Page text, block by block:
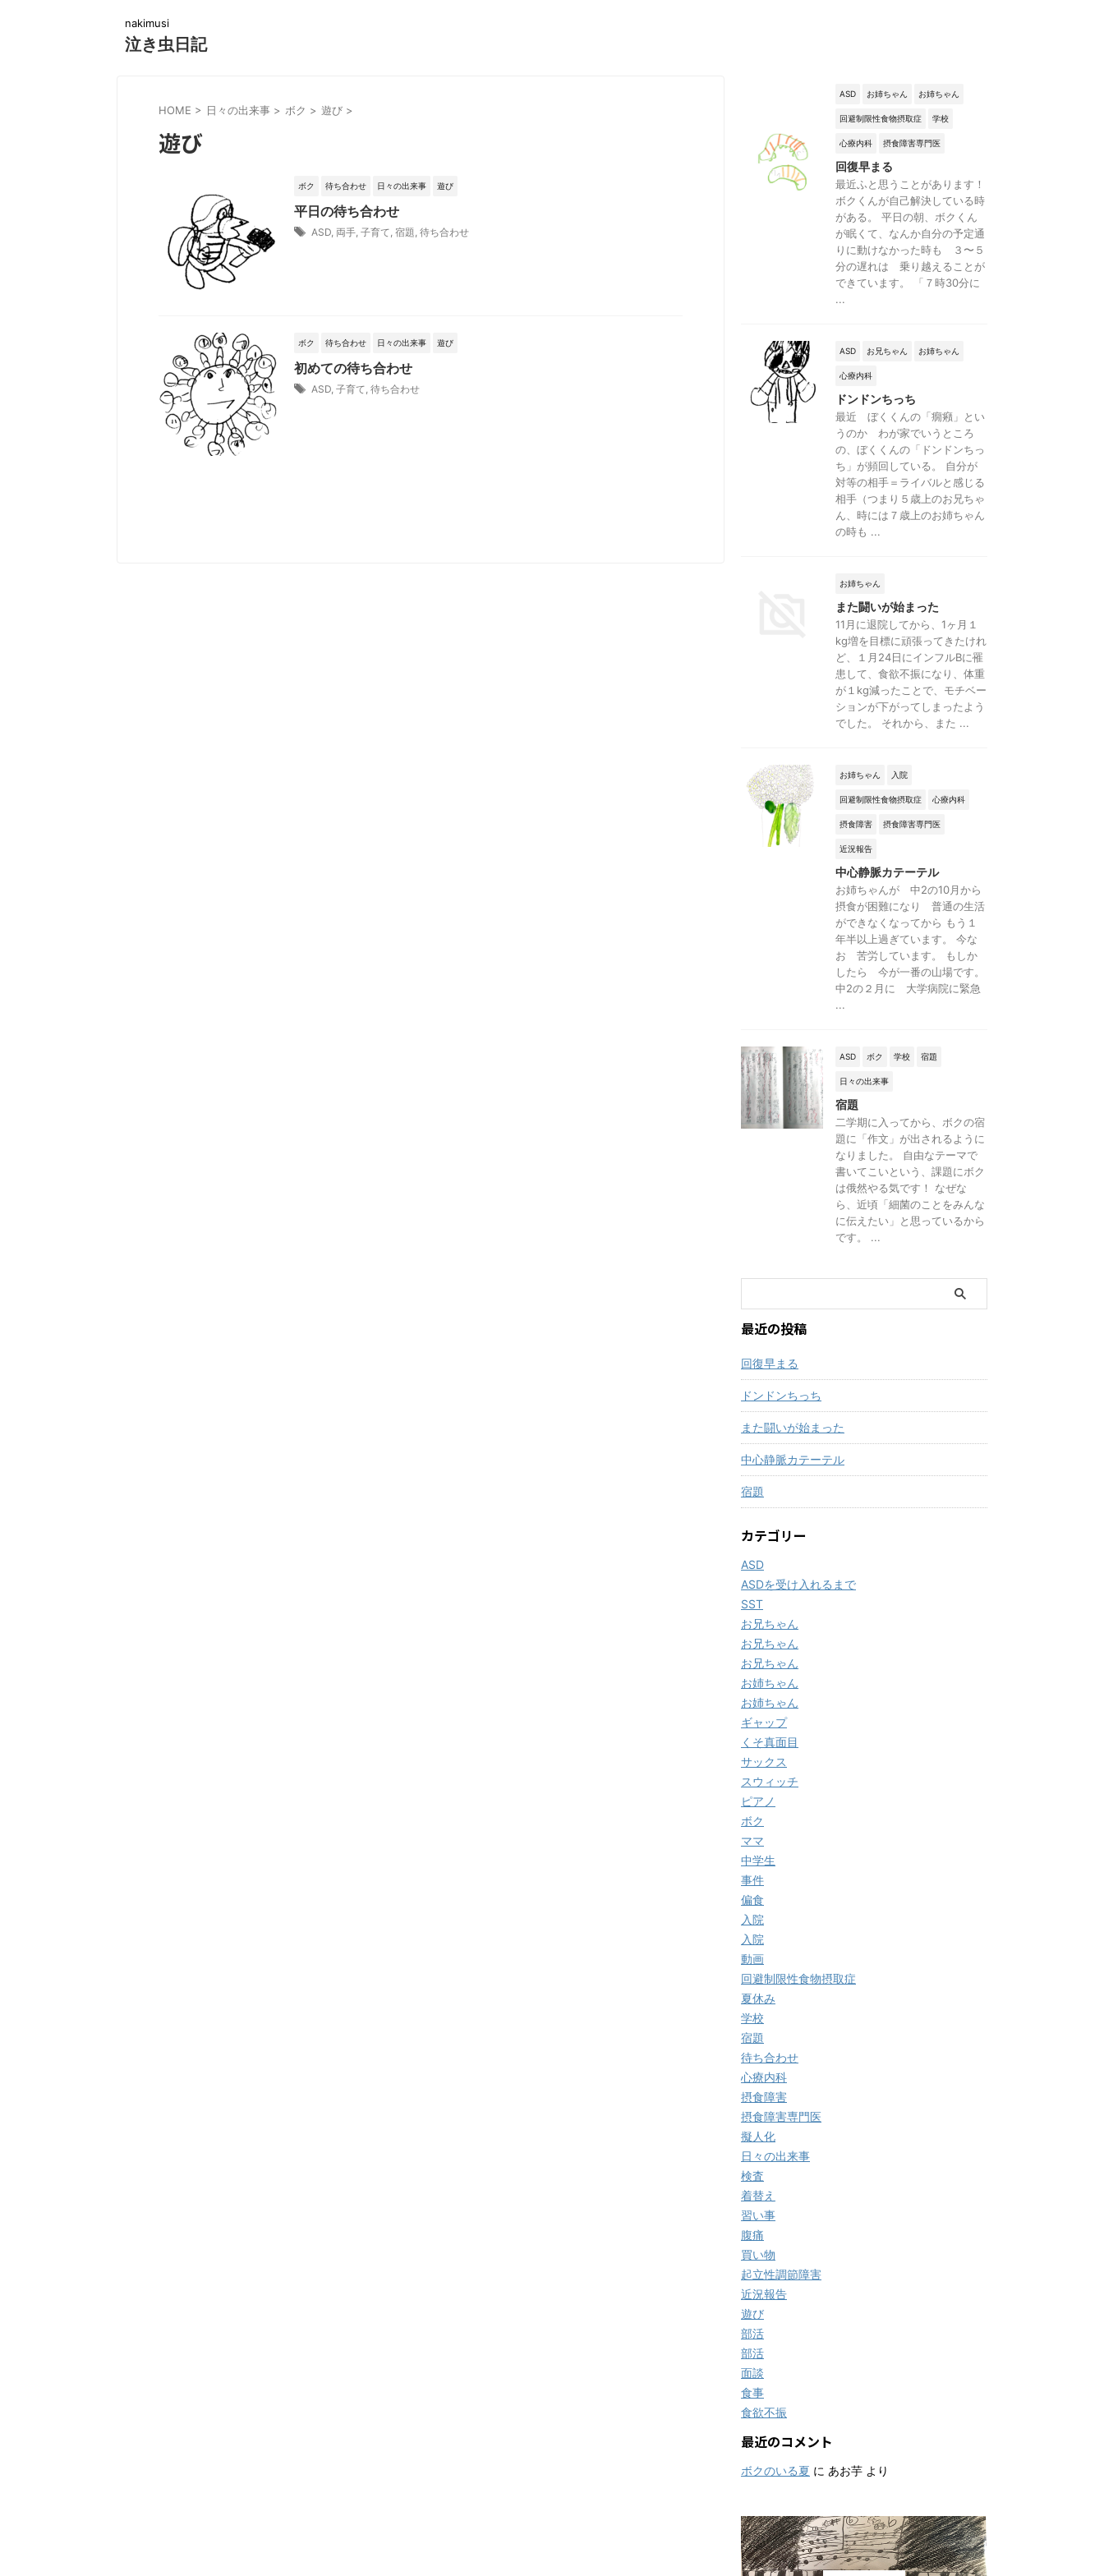
nakimusi
泣き虫日記
HOME > 日々の出来事 > ボク > 遊び >
遊び
ボク 待ち合わせ 日々の出来事 遊び
平日の待ち合わせ
ASD, 両手, 子育て, 宿題, 待ち合わせ
ボク 待ち合わせ 日々の出来事 遊び
初めての待ち合わせ
ASD, 子育て, 待ち合わせ
ASD お姉ちゃん お姉ちゃん
回避制限性食物摂取症 学校
心療内科 摂食障害専門医
回復早まる
最近ふと思うことがあります！
ボクくんが自己解決している時
がある。 平日の朝、ボクくん
が眠くて、なんか自分の予定通
りに動けなかった時も ３〜５
分の遅れは 乗り越えることが
できています。 「７時30分に
...
ASD お兄ちゃん お姉ちゃん
心療内科
ドンドンちっち
最近 ぼくくんの「癇癪」とい
うのか わが家でいうところ
の、ぼくくんの「ドンドンちっ
ち」が頻回している。 自分が
対等の相手＝ライバルと感じる
相手（つまり５歳上のお兄ちゃ
ん、時には７歳上のお姉ちゃん
の時も ...
お姉ちゃん
また闘いが始まった
11月に退院してから、1ヶ月１
kg増を目標に頑張ってきたけれ
ど、１月24日にインフルBに罹
患して、食欲不振になり、体重
が１kg減ったことで、モチベー
ションが下がってしまったよう
でした。 それから、また ...
お姉ちゃん 入院
回避制限性食物摂取症 心療内科
摂食障害 摂食障害専門医
近況報告
中心静脈カテーテル
お姉ちゃんが 中2の10月から
摂食が困難になり 普通の生活
ができなくなってから もう１
年半以上過ぎています。 今な
お 苦労しています。 もしか
したら 今が一番の山場です。
中2の２月に 大学病院に緊急
...
ASD ボク 学校 宿題
日々の出来事
宿題
二学期に入ってから、ボクの宿
題に「作文」が出されるように
なりました。 自由なテーマで
書いてこいという、課題にボク
は俄然やる気です！ なぜな
ら、近頃「細菌のことをみんな
に伝えたい」と思っているから
です。 ...
最近の投稿
回復早まる
ドンドンちっち
また闘いが始まった
中心静脈カテーテル
宿題
カテゴリー
ASD
ASDを受け入れるまで
SST
お兄ちゃん
お兄ちゃん
お兄ちゃん
お姉ちゃん
お姉ちゃん
ギャップ
くそ真面目
サックス
スウィッチ
ピアノ
ボク
ママ
中学生
事件
偏食
入院
入院
動画
回避制限性食物摂取症
夏休み
学校
宿題
待ち合わせ
心療内科
摂食障害
摂食障害専門医
擬人化
日々の出来事
検査
着替え
習い事
腹痛
買い物
起立性調節障害
近況報告
遊び
部活
部活
面談
食事
食欲不振
最近のコメント
ボクのいる夏 に あお芋 より